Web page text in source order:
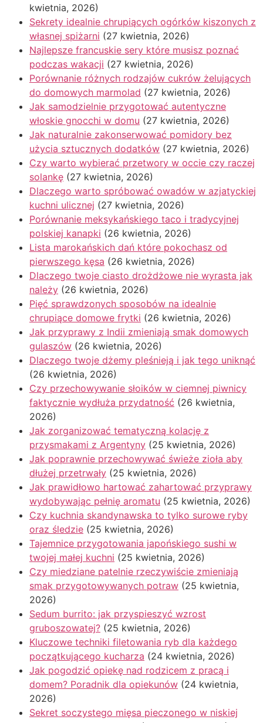
kwietnia, 2026)
Sekrety idealnie chrupiących ogórków kiszonych z
własnej spiżarni (27 kwietnia, 2026)
Najlepsze francuskie sery które musisz poznać
podczas wakacji (27 kwietnia, 2026)
Porównanie różnych rodzajów cukrów żelujących
do domowych marmolad (27 kwietnia, 2026)
Jak samodzielnie przygotować autentyczne
włoskie gnocchi w domu (27 kwietnia, 2026)
Jak naturalnie zakonserwować pomidory bez
użycia sztucznych dodatków (27 kwietnia, 2026)
Czy warto wybierać przetwory w occie czy raczej
solankę (27 kwietnia, 2026)
Dlaczego warto spróbować owadów w azjatyckiej
kuchni ulicznej (27 kwietnia, 2026)
Porównanie meksykańskiego taco i tradycyjnej
polskiej kanapki (26 kwietnia, 2026)
Lista marokańskich dań które pokochasz od
pierwszego kęsa (26 kwietnia, 2026)
Dlaczego twoje ciasto drożdżowe nie wyrasta jak
należy (26 kwietnia, 2026)
Pięć sprawdzonych sposobów na idealnie
chrupiące domowe frytki (26 kwietnia, 2026)
Jak przyprawy z Indii zmieniają smak domowych
gulaszów (26 kwietnia, 2026)
Dlaczego twoje dżemy pleśnieją i jak tego uniknąć
(26 kwietnia, 2026)
Czy przechowywanie słoików w ciemnej piwnicy
faktycznie wydłuża przydatność (26 kwietnia,
2026)
Jak zorganizować tematyczną kolację z
przysmakami z Argentyny (25 kwietnia, 2026)
Jak poprawnie przechowywać świeże zioła aby
dłużej przetrwały (25 kwietnia, 2026)
Jak prawidłowo hartować zahartować przyprawy
wydobywając pełnię aromatu (25 kwietnia, 2026)
Czy kuchnia skandynawska to tylko surowe ryby
oraz śledzie (25 kwietnia, 2026)
Tajemnice przygotowania japońskiego sushi w
twojej małej kuchni (25 kwietnia, 2026)
Czy miedziane patelnie rzeczywiście zmieniają
smak przygotowywanych potraw (25 kwietnia,
2026)
Sedum burrito: jak przyspieszyć wzrost
gruboszowatej? (25 kwietnia, 2026)
Kluczowe techniki filetowania ryb dla każdego
początkującego kucharza (24 kwietnia, 2026)
Jak pogodzić opiekę nad rodzicem z pracą i
domem? Poradnik dla opiekunów (24 kwietnia,
2026)
Sekret soczystego mięsa pieczonego w niskiej